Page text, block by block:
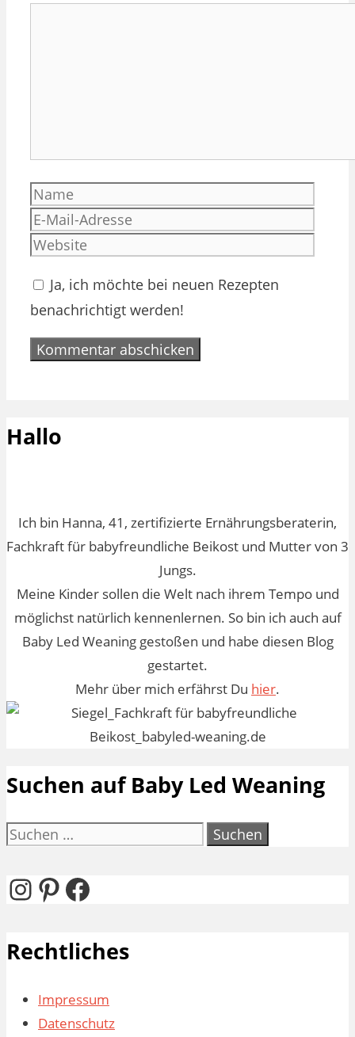
Name
Ja, ich möchte bei neuen Rezepten
benachrichtigt werden!
Hallo
Ich bin Hanna, 41, zertifizierte Ernährungsberaterin,
Fachkraft für babyfreundliche Beikost und Mutter von 3
Jungs.
Meine Kinder sollen die Welt nach ihrem Tempo und
möglichst natürlich kennenlernen. So bin ich auch auf
Baby Led Weaning gestoßen und habe diesen Blog
gestartet.
Mehr über mich erfährst Du hier.
Suchen auf Baby Led Weaning
Suchen
Instagram
Pinterest
Facebook
Rechtliches
Impressum
Datenschutz